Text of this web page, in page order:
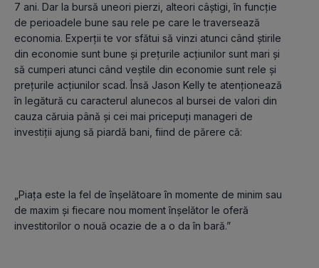
7 ani. Dar la bursă uneori pierzi, alteori câștigi, în funcție
de perioadele bune sau rele pe care le traversează
economia. Experții te vor sfătui să vinzi atunci când știrile
din economie sunt bune și prețurile acțiunilor sunt mari și
să cumperi atunci când veștile din economie sunt rele și
prețurile acțiunilor scad. Însă Jason Kelly te atenționează
în legătură cu caracterul alunecos al bursei de valori din
cauza căruia până și cei mai pricepuți manageri de
„Piața este la fel de înșelătoare în momente de minim sau
de maxim și fiecare nou moment înșelător le oferă